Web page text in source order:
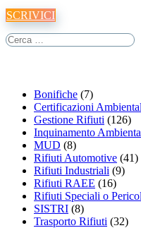
SCRIVICI
Bonifiche (7)
Certificazioni
Gestione Rifiuti (126)
Inquinamento
MUD (8)
Rifiuti Automotive (41)
Rifiuti Industriali (9)
Rifiuti RAEE (16)
Rifiuti Speciali o
SISTRI (8)
Trasporto Rifiuti (32)